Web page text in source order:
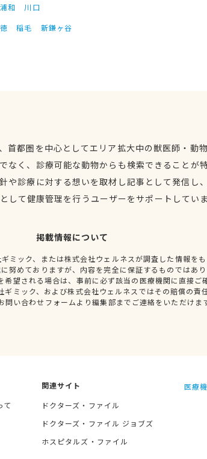
和
川口
稲毛 新鎌ヶ谷
首都圏を中心としてエリア拡大中の獣医師・動
なく、診療可能な動物からも検索できることが
や診療に対する想いを取材し記事として発信し
して健康管理を行うユーザーをサポートしてい
掲載情報について
ミック、または株式会社ウェルネスが調査した情報を
努めておりますが、内容を完全に保証するものではあ
希望される場合は、事前に必ず該当の医療機関に直接ご
ミック、および株式会社ウェルネスではその賠償の責
い合わせフォームより編集部までご連絡をいただけま
て
関連サイト
ドクターズ・ファイル
ドクターズ・ファイル ジョブズ
ホスピタルズ・ファイル
医療